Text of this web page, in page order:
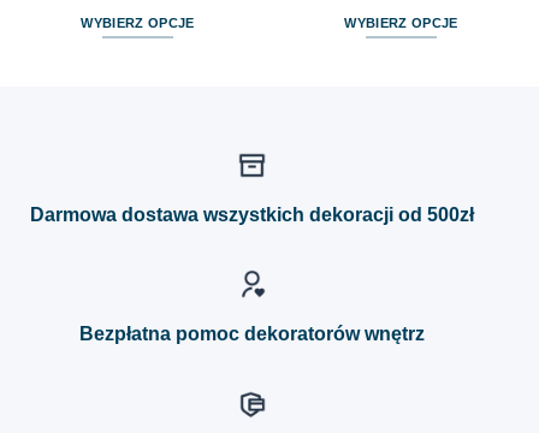
WYBIERZ OPCJE WYBIERZ OPCJE
można
Darmowa dostawa wszystkich dekoracji od 500zł
Bezpłatna pomoc dekoratorów wnętrz